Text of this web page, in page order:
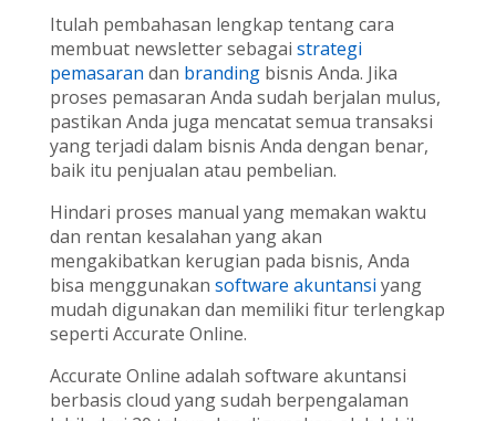
Itulah pembahasan lengkap tentang cara
membuat newsletter sebagai strategi
pemasaran dan brandingbisnis Anda. Jika
proses pemasaran Anda sudah berjalan mulus,
pastikan Anda juga mencatat semua transaksi
yang terjadi dalam bisnis Anda dengan benar,
baik itu penjualan atau pembelian.
Hindari proses manual yang memakan waktu
dan rentan kesalahan yang akan
mengakibatkan kerugian pada bisnis, Anda
bisa menggunakan software akuntansi yang
mudah digunakan dan memiliki fitur terlengkap
seperti Accurate Online.
Accurate Online adalah software akuntansi
berbasis cloud yang sudah berpengalaman